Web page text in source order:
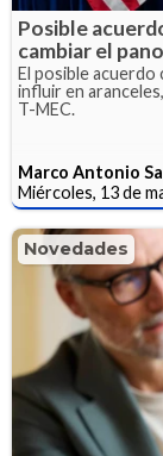
Posible
cambiar el
El posible acuerdo
influir en
T-MEC.
Marco Antonio
Miércoles, 13 de
Novedades